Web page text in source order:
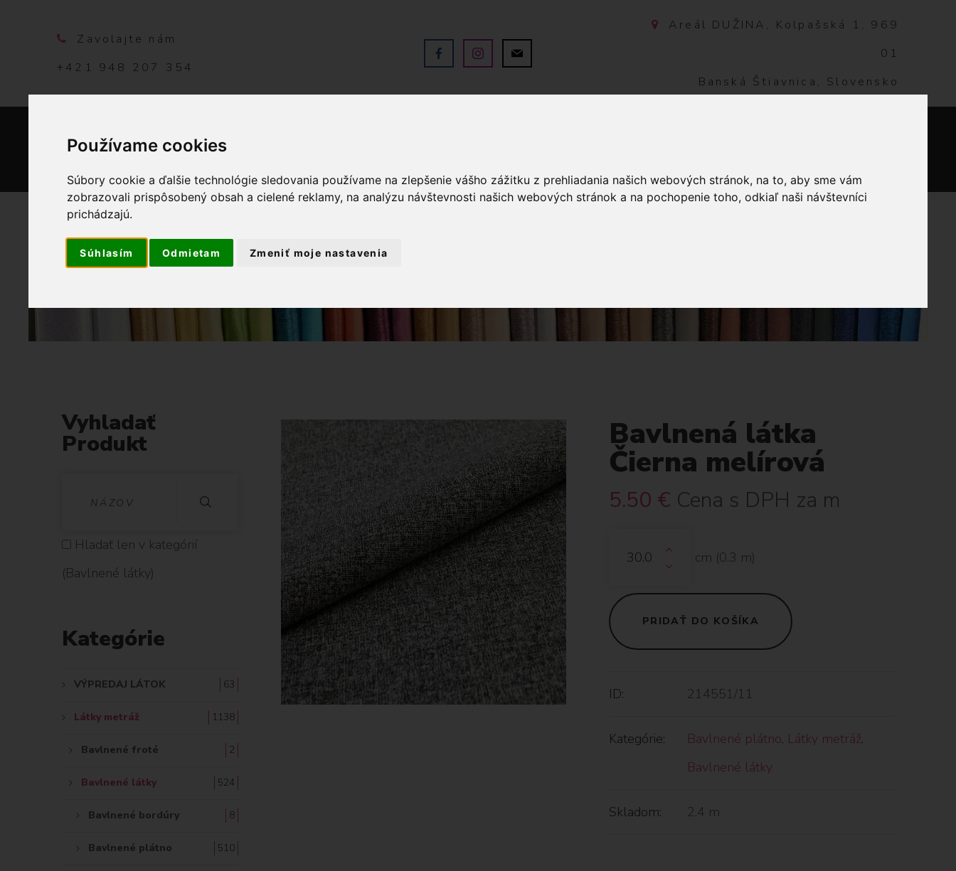
Používame cookies
Súbory cookie a ďalšie technológie sledovania používame na zlepšenie vášho zážitku z prehliadania našich webových stránok, na to, aby sme vám
zobrazovali prispôsobený obsah a cielené reklamy, na analýzu návštevnosti našich webových stránok a na pochopenie toho, odkiaľ naši návštevníci
prichádzajú.
Súhlasím Odmietam Zmeniť moje nastavenia
Zavolajte nám
+421 948 207 354
Areál DUŽINA, Kolpašská 1, 969
01
Banská Štiavnica, Slovensko
OBCHOD
Bavlnená látka
Čierna melírová
5.50 € Cena s DPH za m
cm (0.3 m)
PRIDAŤ DO KOŠÍKA
ID: 214551/11
Kategórie: Bavlnené plátno, Látky metráž,
Bavlnené látky
Skladom: 2.4 m
Vyhladať
Produkt
H
L
D
Ť
:
Hladať len v kategórií
(Bavlnené látky)
Kategórie
VÝPREDAJ LÁTOK 63
Látky metráž 1138
Bavlnené froté 2
Bavlnené látky 524
Bavlnené bordúry 8
Bavlnené plátno 510